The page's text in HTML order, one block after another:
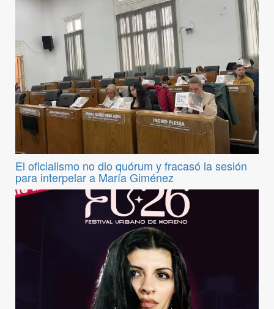
El oficialismo no dio quórum y fracasó la sesión
para interpelar a María Giménez